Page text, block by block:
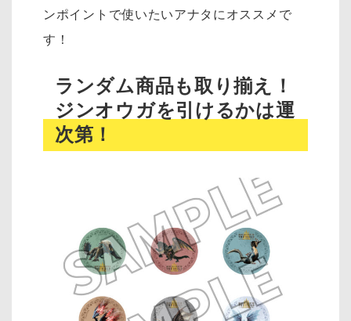
ンポイントで使いたいアナタにオススメで
す！
ランダム商品も取り揃え！
ジンオウガを引けるかは運
次第！